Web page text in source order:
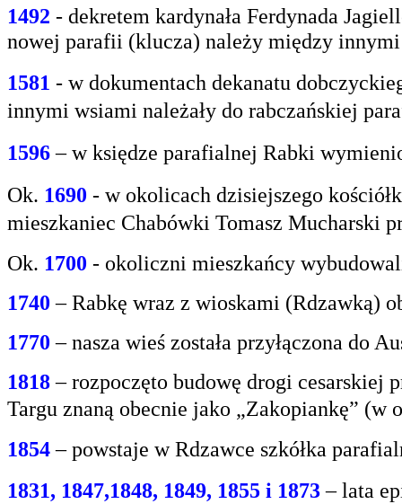
1492 - dekretem kardynała Ferdynada
nowej parafii (klucza) należy między
1581 - wdokumentach dekanatu
innymi wsiami należały do rabczańskiej
1596– w księdze parafialnej Rabki
Ok. 1690 - w okolicach dzisiejszego
mieszkaniec Chabówki Tomasz Mucharski
Ok. 1700 - okoliczni mieszkańcy
1740 – Rabkę wraz z wioskami (Rdzawką)
1770 – nasza wieś została przyłączona do
1818– rozpoczęto budowę drogi cesarskiej
Targu znaną obecnie jako „Zakopiankę” (w
1854 – powstaje w Rdzawce szkółka
1831, 1847,1848, 1849, 1855 i 1873 – lata